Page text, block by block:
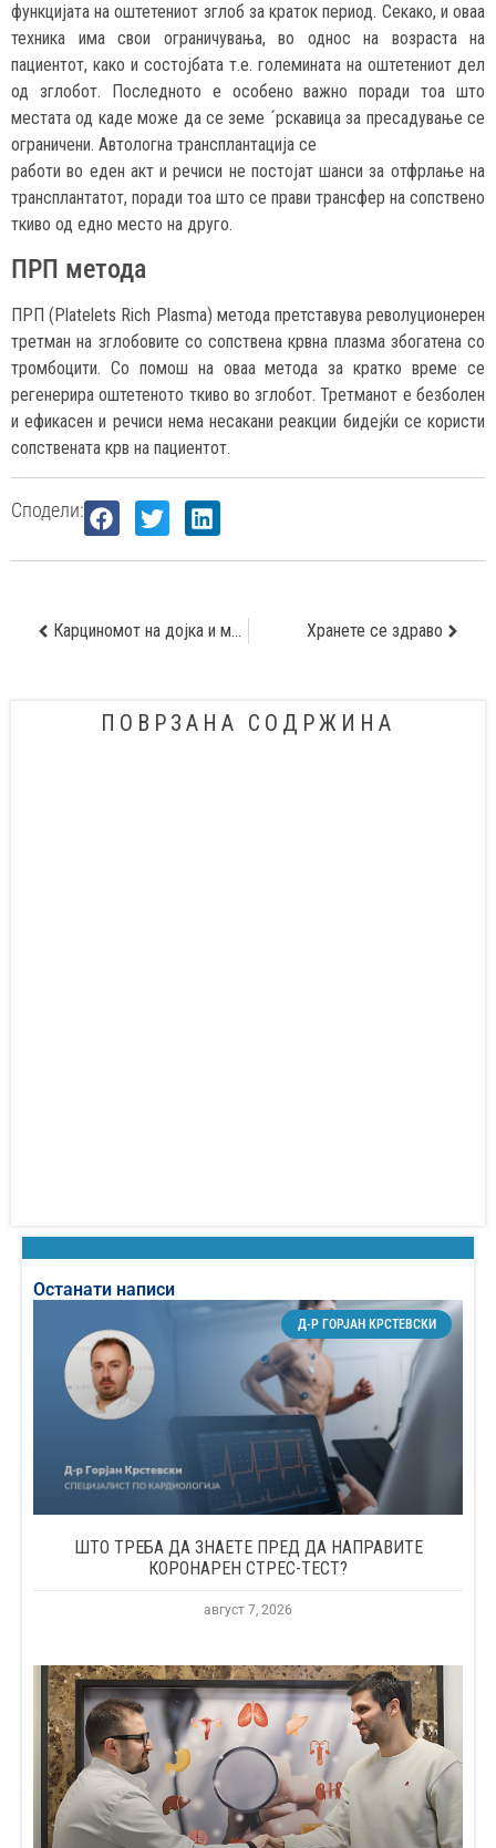
функцијата на оштетениот зглоб за краток период. Секако, и оваа
техника има свои ограничувања, во однос на возраста на
пациентот, како и состојбата т.е. големината на оштетениот дел
од зглобот. Последното е особено важно поради тоа што
местата од каде може да се земе ´рскавица за пресадување се
ограничени. Автологна трансплантација се
работи во еден акт и речиси не постојат шанси за отфрлање на
трансплантатот, поради тоа што се прави трансфер на сопствено
ткиво од едно место на друго.
ПРП метода
ПРП (Platelets Rich Plasma) метода претставува револуционерен
третман на зглобовите со сопствена крвна плазма збогатена со
тромбоцити. Со помош на оваа метода за кратко време се
регенерира оштетеното ткиво во зглобот. Третманот е безболен
и ефикасен и речиси нема несакани реакции бидејќи се користи
сопствената крв на пациентот.
Сподели:
Карциномот на дојка и мамограмот Хранете се здраво
ПОВРЗАНА СОДРЖИНА
Останати написи
Д-Р ГОРЈАН КРСТЕВСКИ
ШТО ТРЕБА ДА ЗНАЕТЕ ПРЕД ДА НАПРАВИТЕ
КОРОНАРЕН СТРЕС-ТЕСТ?
август 7, 2026